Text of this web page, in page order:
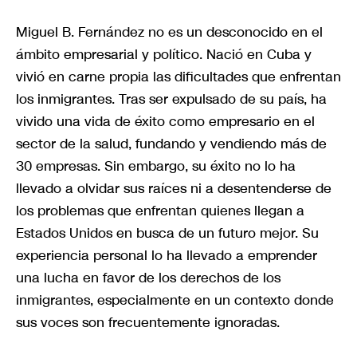
Miguel B. Fernández no es un desconocido en el
ámbito empresarial y político. Nació en Cuba y
vivió en carne propia las dificultades que enfrentan
los inmigrantes. Tras ser expulsado de su país, ha
vivido una vida de éxito como empresario en el
sector de la salud, fundando y vendiendo más de
30 empresas. Sin embargo, su éxito no lo ha
llevado a olvidar sus raíces ni a desentenderse de
los problemas que enfrentan quienes llegan a
Estados Unidos en busca de un futuro mejor. Su
experiencia personal lo ha llevado a emprender
una lucha en favor de los derechos de los
inmigrantes, especialmente en un contexto donde
sus voces son frecuentemente ignoradas.